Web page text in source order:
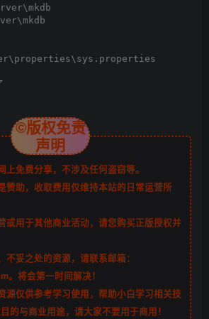
©版权免责
声明
上免费分享，不涉及任何盗窃等。
赞助，收取费用仅维持本站的日常运营所
或用于其他商业活动，请您购买正版授权并
不妥之处的资源，请联系邮箱：
。将会第一时间解决！
源仅供参考学习使用，帮助小白学习相关技
的与商业用途，请大家不要用于商用！